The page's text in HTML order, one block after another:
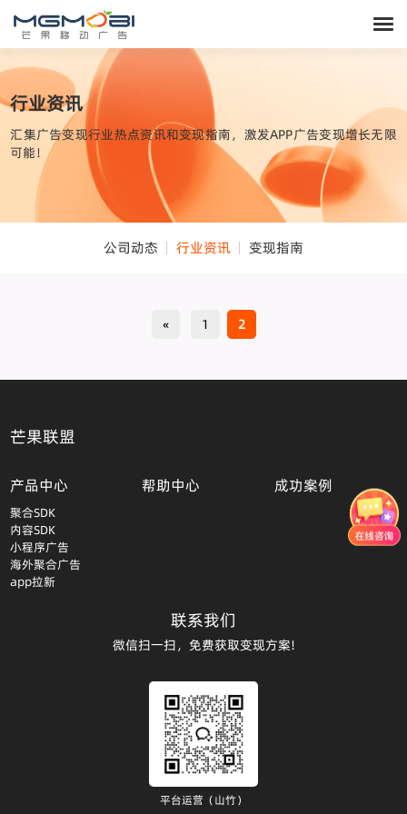
行业资讯
汇集广告变现行业热点资讯和变现指南，激发APP广告变现增长无限
可能！
公司动态 行业资讯 变现指南
« 1 2
芒果联盟
产品中心
聚合SDK
内容SDK
小程序广告
海外聚合广告
app拉新
帮助中心 成功案例
联系我们
微信扫一扫，免费获取变现方案!
平台运营（山竹）